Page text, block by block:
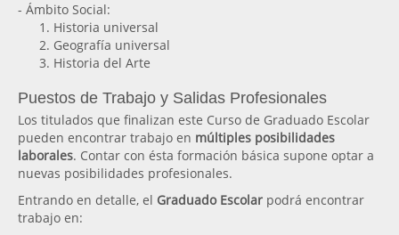
- Ámbito Social:
Historia universal
Geografía universal
Historia del Arte
Puestos de Trabajo y Salidas Profesionales
Los titulados que finalizan este Curso de Graduado Escolar
pueden encontrar trabajo en múltiples posibilidades
laborales. Contar con ésta formación básica supone optar a
nuevas posibilidades profesionales.
Entrando en detalle, el Graduado Escolar podrá encontrar
trabajo en: